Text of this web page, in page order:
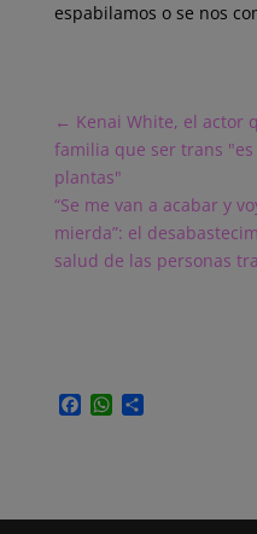
espabilamos o se nos
← Kenai White, el actor
familia que ser trans
plantas"
“Se me van a acabar y
mierda”: el
salud de las personas
F
o
W
A
C
r